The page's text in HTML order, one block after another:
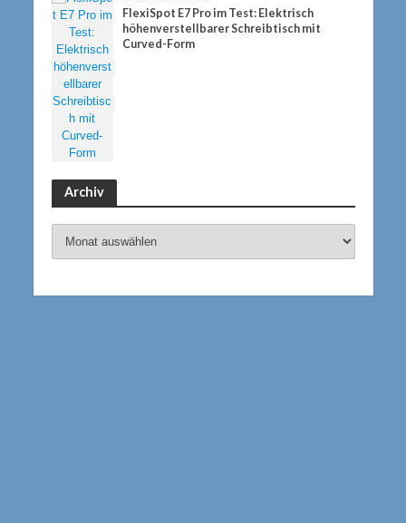
FlexiSpot E7 Pro im Test: Elektrisch
höhenverstellbarer Schreibtisch mit
Curved-Form
Archiv